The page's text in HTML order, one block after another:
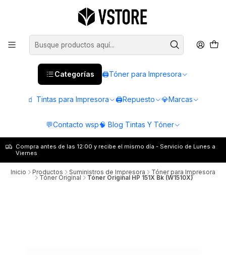
Categorías 🖨️Tóner para Impresora
🧃 Tintas para Impresora 🖨️Repuesto 💎Marcas
💬Contacto wsp🧠 Blog Tintas Y Tóner
Compra antes de las 12:00 y recibe el mismo día - Servicio de Lunes a
Viernes
Inicio Productos Suministros de Impresora Tóner para Impresora
Tóner Original Tóner Original HP 151X Bk (W1510X)